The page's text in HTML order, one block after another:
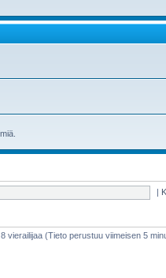
|
vierailijaa (Tieto perustuu viimeisen 5